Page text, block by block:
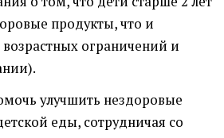
продукты, что и
ограничений и
улучшить нездоровые
еды, сотрудничая со